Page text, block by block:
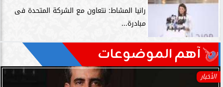
رانيا المشاط: نتعاون مع الشركة المتحدة فى
مبادرة...
آهم الموضوعات
الأخبار